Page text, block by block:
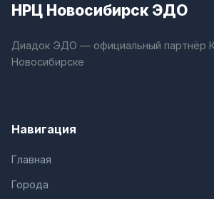
НРЦ Новосибирск ЭДО
Диадок ЭДО — официальный партнёр
Новосибирске
Навигация
Главная
Города